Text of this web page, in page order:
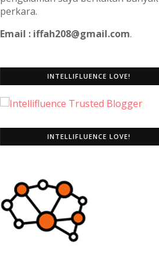
perkara.
Email : iffah208@gmail.com.
INTELLIFLUENCE LOVE!
INTELLIFLUENCE LOVE!